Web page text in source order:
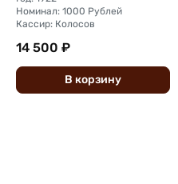
Номинал: 1000 Рублей
Кассир: Колосов
14 500 ₽
В корзину